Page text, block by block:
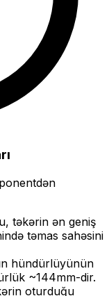
təkərin ən geniş
təmas sahəsini
hündürlüyünün
~144mm-dir.
oturduğu